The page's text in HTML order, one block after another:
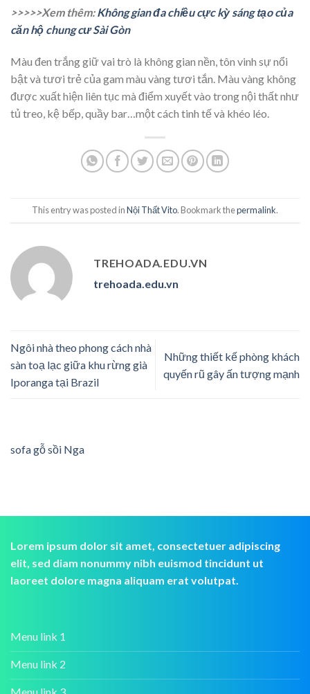
>>>>>Xem thêm:Không gian đa chiều cực kỳ sáng tạo của
căn hộ chung cư Sài Gòn
Màu đen trắng giữ vai trò là không gian nền, tôn vinh sự nổi
bật và tươi trẻ của gam màu vàng tươi tắn. Màu vàng không
được xuất hiện liên tục mà điểm xuyết vào trong nội thất như
tủ treo, kệ bếp, quầy bar…một cách tinh tế và khéo léo.
This entry was posted inNội Thất Vito. Bookmark thepermalink.
TREHOADA.EDU.VN
trehoada.edu.vn
Ngôi nhà theo phong cách nhà
sàn toạ lạc giữa khu rừng già
Iporanga tại Brazil
Những thiết kế phòng khách
quyến rũ gây ấn tượng mạnh
sofa gỗ sồi Nga
Lorem ipsum dolor sit amet, consectetuer adipiscing
elit, sed diam nonummy nibh euismod tincidunt ut
laoreet dolore magna aliquam erat volutpat.
Menu link 1
Menu link 2